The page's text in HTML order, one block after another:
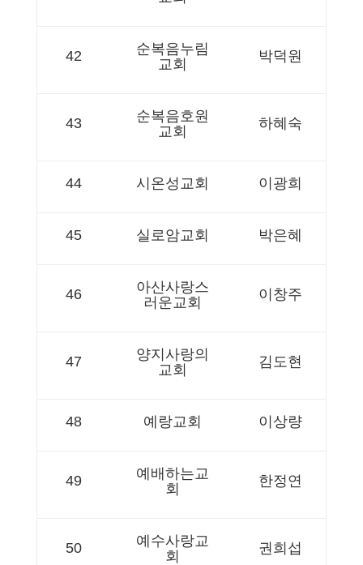
42
순복음누림
교회
박덕원
43
순복음호원
교회
하혜숙
44 시온성교회 이광희
45 실로암교회 박은혜
46
아산사랑스
러운교회
이창주
47
양지사랑의
교회
김도현
48 예랑교회 이상량
49
예배하는교
회
한정연
50
예수사랑교
회
권희섭